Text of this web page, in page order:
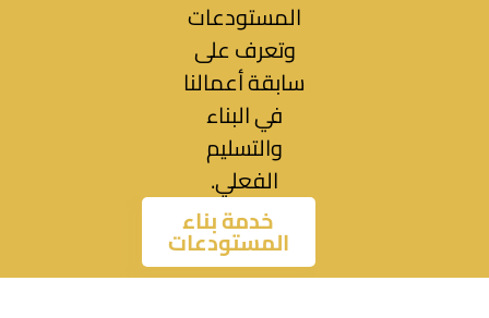
المستودعات
وتعرف على
سابقة أعمالنا
في البناء
والتسليم
الفعلي.
خدمة بناء
المستودعات